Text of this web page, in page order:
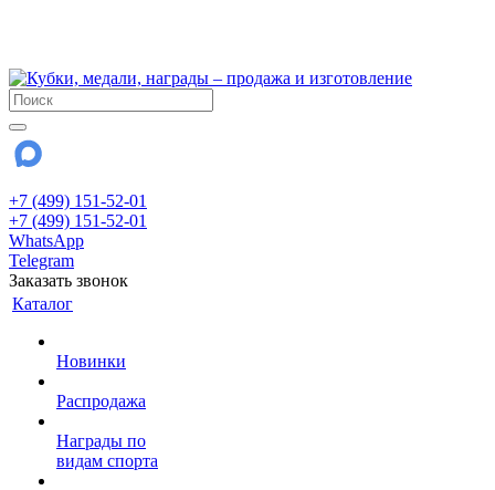
+7 (499) 151-52-01
+7 (499) 151-52-01
WhatsApp
Telegram
Заказать звонок
Каталог
Новинки
Распродажа
Награды по
видам спорта